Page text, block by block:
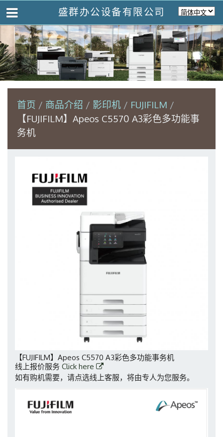
盛群办公设备有限公司
首页 商品介绍 影印机
FUJIFILM
【FUJIFILM】Apeos C5570 A3彩色多功能事
务机
【FUJIFILM】Apeos C5570 A3彩色多功能事务机
线上报价服务 Click here
如有购机需要，请点选线上客服，将由专人为您服务。